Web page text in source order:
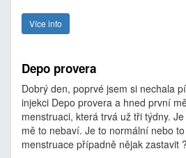
Více info
Depo provera
Dobrý den, poprvé jsem si nechala
injekci Depo provera a hned první
menstruaci, která trvá už tři týdny.
mě to nebaví. Je to normální nebo
menstruace případně nějak zastavit ?